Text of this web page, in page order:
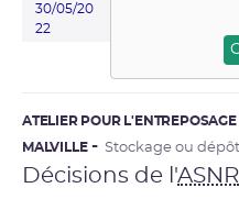
30/05/20
22
ATELIER POUR
MALVILLE
Stockage ou
Décisions de l'ASNR